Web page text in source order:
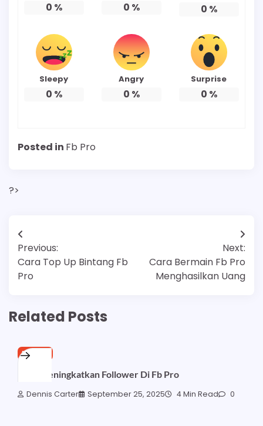
0 % 0 % 0 %
Sleepy
0 %
Angry
0 %
Surprise
0 %
Posted in Fb Pro
?>
Post
navigation
Previous:
Cara Top Up Bintang Fb
Pro
Next:
Cara Bermain Fb Pro
Menghasilkan Uang
Related Posts
FB PRO
Cara Meningkatkan Follower Di Fb Pro
Dennis Carter September 25, 2025 4 Min Read 0